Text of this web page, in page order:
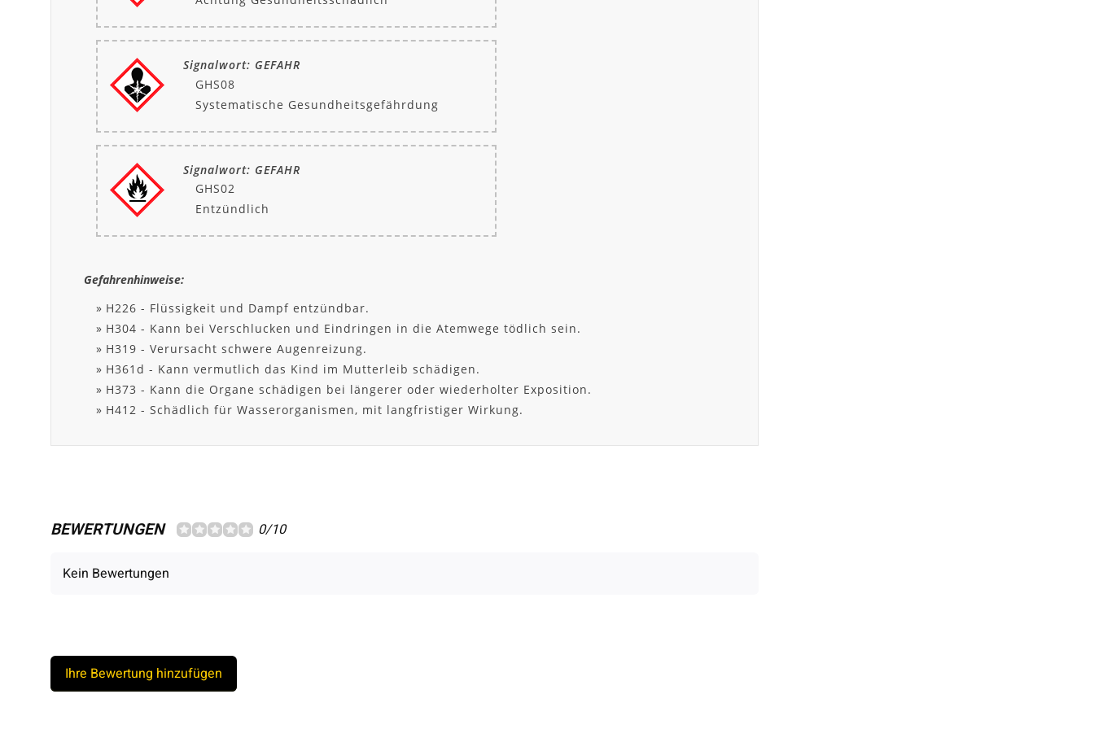
Signalwort: GEFAHR
GHS08
Systematische Gesundheitsgefährdung
Signalwort: GEFAHR
GHS02
Entzündlich
Gefahrenhinweise:
H226 - Flüssigkeit und Dampf entzündbar.
H304 - Kann bei Verschlucken und Eindringen in die Atemwege tödlich sein.
H319 - Verursacht schwere Augenreizung.
H361d - Kann vermutlich das Kind im Mutterleib schädigen.
H373 - Kann die Organe schädigen bei längerer oder wiederholter Exposition.
H412 - Schädlich für Wasserorganismen, mit langfristiger Wirkung.
BEWERTUNGEN 0/10
Kein Bewertungen
Ihre Bewertung hinzufügen